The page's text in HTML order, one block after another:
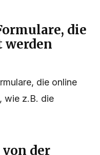
die
werden
die online
wie z.B. die
der